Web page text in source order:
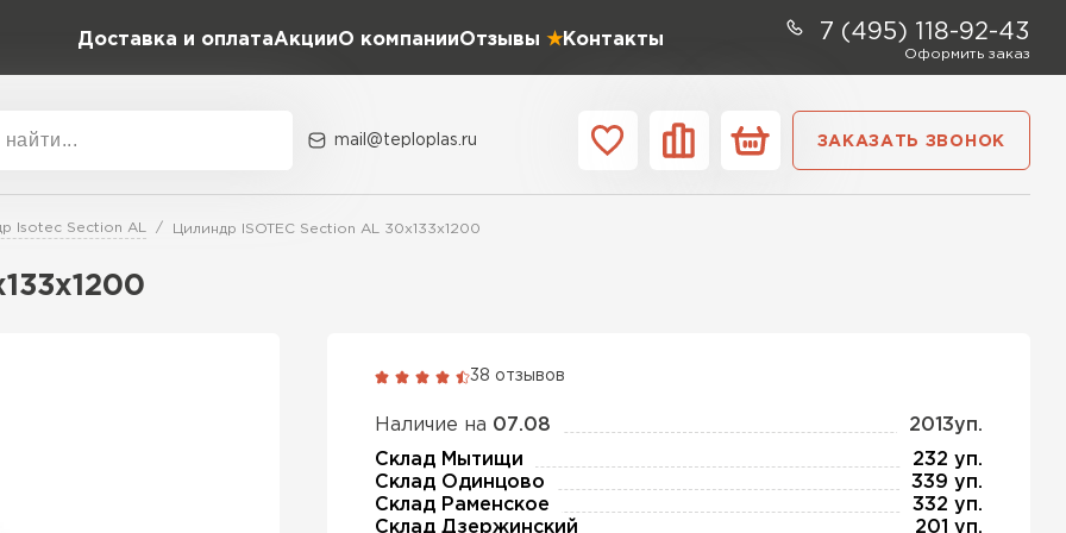
Доставка и оплатаАкцииО компанииОтзывы Контакты 7 (495) 118-92-43
Оформить заказ
mail@teploplas.ru ЗАКАЗАТЬ ЗВОНОК
Isotec Section AL Цилиндр ISOTEC Section AL 30х133х1200
38 отзывов
Наличие на 07.08
2013уп.
Склад Мытищи
232 уп.
Склад Одинцово
339 уп.
Склад Раменское
332 уп.
Склад Дзержинский
201 уп.
Контакты
ПЕРЕЙТИ
Утеплитель Дирок
ПЕРЕЙТИ